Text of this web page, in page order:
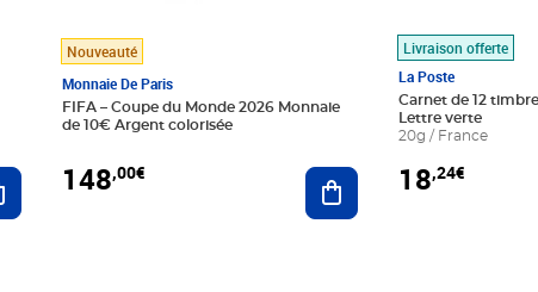
Ajouter au panier
Nouveauté
Monnaie De Paris
FIFA – Coupe du Monde 2026 Monnaie
de 10€ Argent colorisée
148,00€ Ajouter au panier
Livraison offerte
La Poste
Carnet de 12
Lettre verte
20g / France
18,24€